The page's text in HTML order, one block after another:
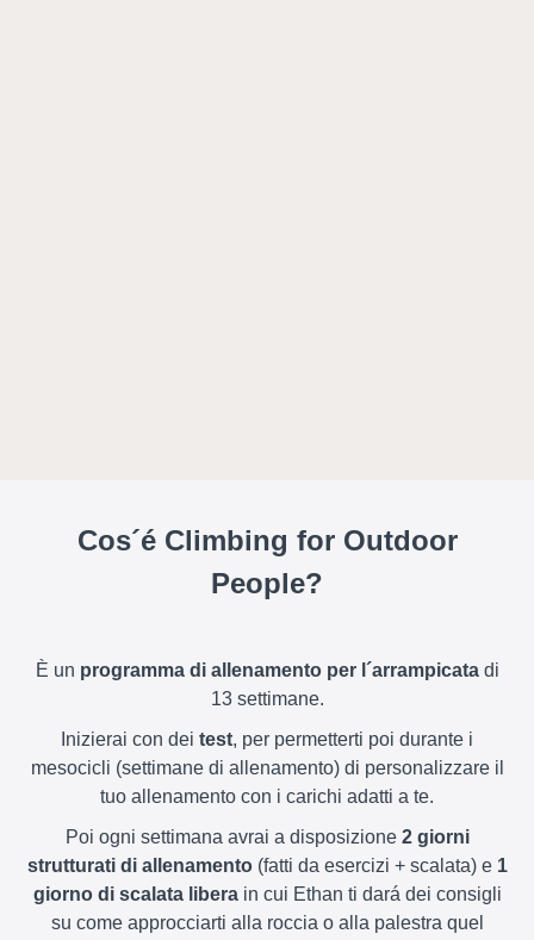
Cos´é Climbing for Outdoor
People?
È un programma di allenamento per l´arrampicatadi
13 settimane.
Inizierai con dei test, per permetterti poi durante i
mesocicli (settimane di allenamento) di personalizzare il
tuo allenamento con i carichi adatti a te.
Poi ogni settimana avrai a disposizione 2 giorni
strutturati di allenamento(fatti da esercizi + scalata) e 1
giorno di scalata liberain cui Ethan ti dará dei consigli
su come approcciarti alla roccia o alla palestra quel